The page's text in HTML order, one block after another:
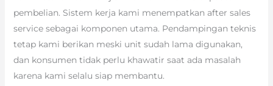
pembelian. Sistem kerja kami menempatkan after sales
service sebagai komponen utama. Pendampingan teknis
tetap kami berikan meski unit sudah lama digunakan,
dan konsumen tidak perlu khawatir saat ada masalah
karena kami selalu siap membantu.